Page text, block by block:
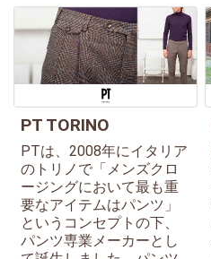
PT TORINO
PTは、2008年にイタリア
のトリノで「メンズクロ
ージングにおいて最も重
要なアイテムはパンツ」
というコンセプトの下、
パンツ専業メーカーとし